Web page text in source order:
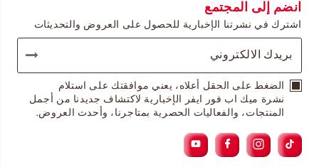
انضم إلى المجتمع
اشترك في نشرتنا الإخبارية للحصول على العروض والتحديثات
الضغط على الحقل أعلاه، يعني موافقتك على استلام
نشرة ميك اب فور ايفر الإخبارية لاكتشاف جديدنا من أجمل
المنتجات، والفعاليات الحصرية بمتاجرنا، وأحدث العروض.